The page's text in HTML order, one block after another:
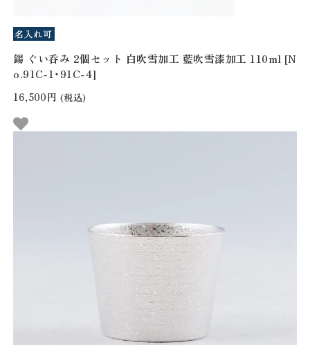
錫 ぐい呑み 2個セット 白吹雪加工 藍吹雪漆加工 110ml [N
o.91C-1・91C-4]
16,500円 (税込)